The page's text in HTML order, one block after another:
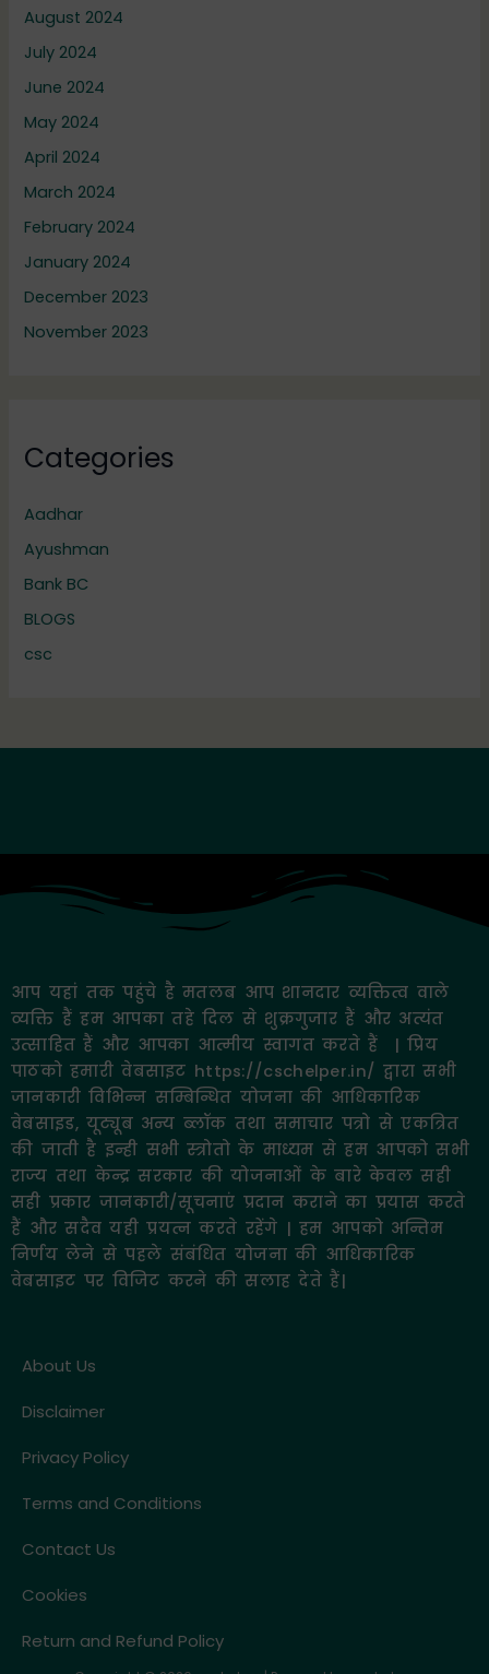
August 2024
July 2024
June 2024
May 2024
April 2024
March 2024
February 2024
January 2024
December 2023
November 2023
Categories
Aadhar
Ayushman
Bank BC
BLOGS
csc
आप यहां तक पहुंचे है मतलब आप शानदार व्यक्तित्व वाले
व्यक्ति हैं हम आपका तहे दिल से शुक्रगुजार हैं और अत्यंत
उत्साहित हैं और आपका आत्मीय स्वागत करते हैं | प्रिय
पाठको हमारी वेबसाइट https://cschelper.in/ द्वारा सभी
जानकारी विभिन्न सम्बिन्धित योजना की आधिकारिक
वेबसाइड, यूट्यूब अन्य ब्लॉक तथा समाचार पत्रो से एकत्रित
की जाती है इन्ही सभी स्त्रोतो के माध्यम से हम आपको सभी
राज्य तथा केन्द्र सरकार की योजनाओं के बारे केवल सही
सही प्रकार जानकारी/सूचनाएं प्रदान कराने का प्रयास करते
हैं और सदैव यही प्रयत्न करते रहेंगे | हम आपको अन्तिम
निर्णय लेने से पहले संबंधित योजना की आधिकारिक
वेबसाइट पर विजिट करने की सलाह देते हैं|
About Us
Disclaimer
Privacy Policy
Terms and Conditions
Contact Us
Cookies
Return and Refund Policy